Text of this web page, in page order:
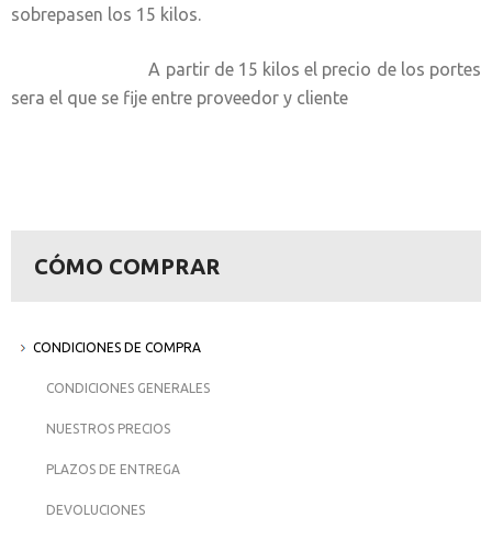
sobrepasen los 15 kilos.
A partir de 15 kilos el precio de los portes
sera el que se fije entre proveedor y cliente
CÓMO COMPRAR
CONDICIONES DE COMPRA
CONDICIONES GENERALES
NUESTROS PRECIOS
PLAZOS DE ENTREGA
DEVOLUCIONES